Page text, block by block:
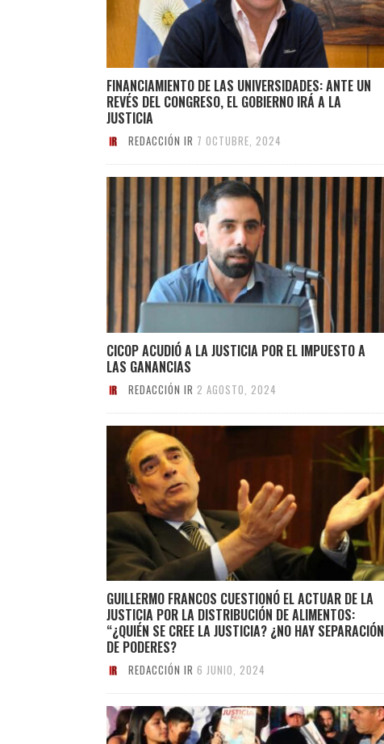
FINANCIAMIENTO DE LAS UNIVERSIDADES: ANTE UN
REVÉS DEL CONGRESO, EL GOBIERNO IRÁ A LA
JUSTICIA
REDACCIÓN IR 7 OCTUBRE, 2024
CICOP ACUDIÓ A LA JUSTICIA POR EL IMPUESTO A
LAS GANANCIAS
REDACCIÓN IR 2 AGOSTO, 2024
GUILLERMO FRANCOS CUESTIONÓ EL ACTUAR DE LA
JUSTICIA POR LA DISTRIBUCIÓN DE ALIMENTOS:
“¿QUIÉN SE CREE LA JUSTICIA? ¿NO HAY SEPARACIÓN
DE PODERES?
REDACCIÓN IR 6 JUNIO, 2024